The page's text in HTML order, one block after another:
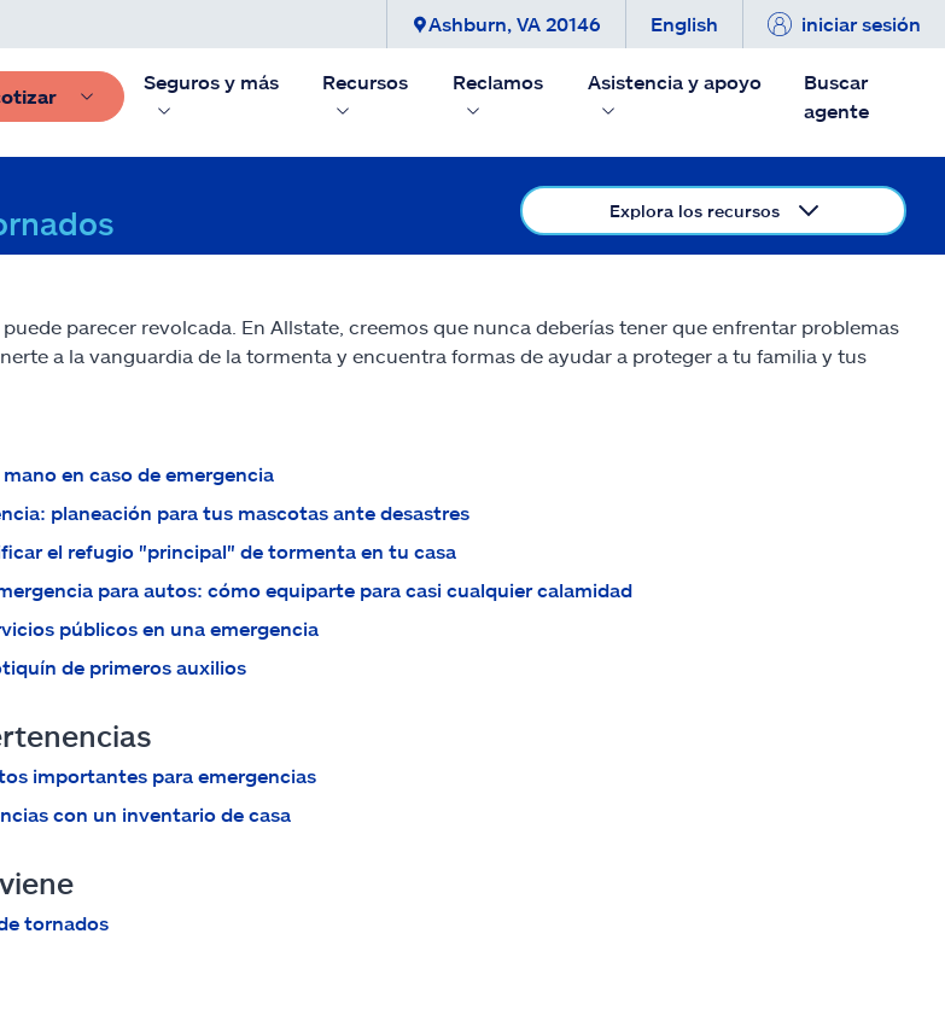
Ashburn, VA 20146 English iniciar sesión
Seguros y más Recursos Reclamos Asistencia y apoyo
Buscar
agente
Explora los recursos
parecer revolcada. En Allstate, creemos que nunca deberías tener que enfrentar problemas
a la vanguardia de la tormenta y encuentra formas de ayudar a proteger a tu familia y tus
en caso de emergencia
planeación para tus mascotas ante desastres
el refugio "principal" de tormenta en tu casa
para autos: cómo equiparte para casi cualquier calamidad
públicos en una emergencia
de primeros auxilios
importantes para emergencias
con un inventario de casa
tornados